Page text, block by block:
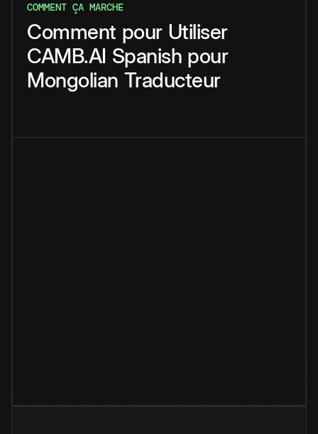
COMMENT ÇA MARCHE
Comment pour Utiliser
CAMB.AI Spanish pour
Mongolian Traducteur